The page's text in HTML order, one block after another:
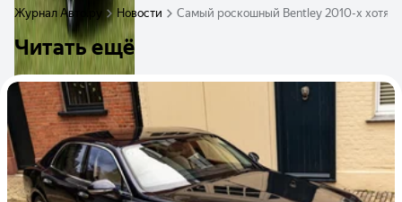
Журнал Авто.ру Новости Самый роскошный Bentley 2010-х хотят
Читать ещё